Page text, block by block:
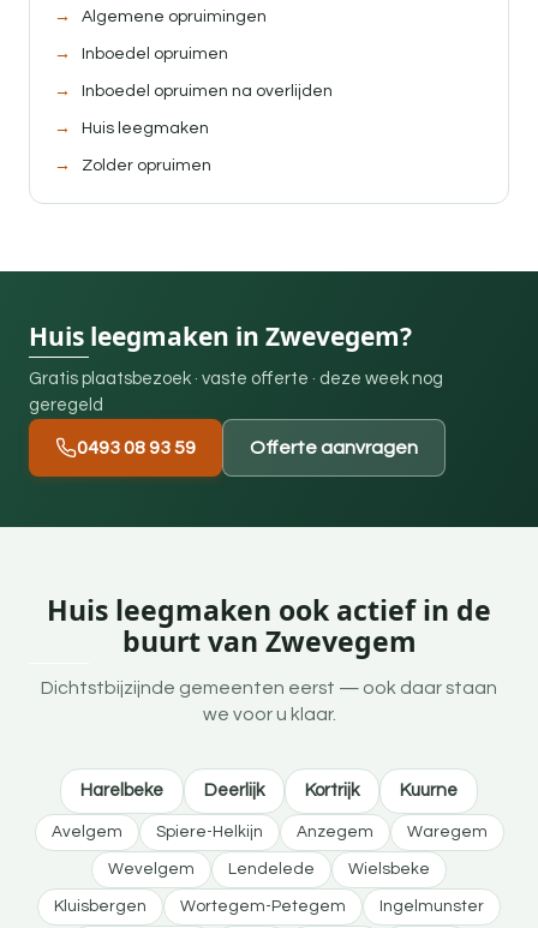
Algemene opruimingen
Inboedel opruimen
Inboedel opruimen na overlijden
Huis leegmaken
Zolder opruimen
Huis leegmaken in Zwevegem?
Gratis plaatsbezoek · vaste offerte · deze week nog
geregeld
0493 08 93 59 Offerte aanvragen
Huis leegmaken ook actief in de
buurt van Zwevegem
Dichtstbijzijnde gemeenten eerst — ook daar staan
we voor u klaar.
Harelbeke Deerlijk Kortrijk Kuurne
Avelgem Spiere-Helkijn Anzegem Waregem
Wevelgem Lendelede Wielsbeke
Kluisbergen Wortegem-Petegem Ingelmunster